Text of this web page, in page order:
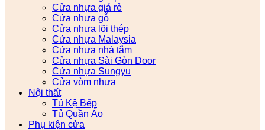
Cửa nhựa giá rẻ
Cửa nhựa gỗ
Cửa nhựa lõi thép
Cửa nhựa Malaysia
Cửa nhựa nhà tắm
Cửa nhựa Sài Gòn Door
Cửa nhựa Sungyu
Cửa vòm nhựa
Nội thất
Tủ Kệ Bếp
Tủ Quần Áo
Phụ kiện cửa